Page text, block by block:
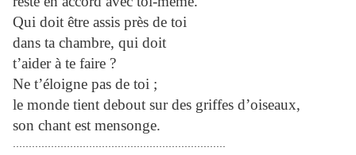
Qui doit être assis près de toi
dans ta chambre, qui doit
t’aider à te faire ?
Ne t’éloigne pas de toi ;
le monde tient debout sur des griffes d’oiseaux,
son chant est mensonge.